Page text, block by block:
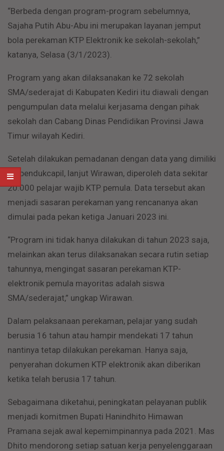
“Berbeda dengan program-program sebelumnya,
Sajaha Putih Abu-Abu ini merupakan layanan jemput
bola perekaman KTP Elektronik ke sekolah-sekolah,”
katanya, Selasa (3/1/2023).
Program yang akan dilaksanakan ke 72 sekolah
SMA/sederajat di Kabupaten Kediri itu diawali dengan
pengumpulan data melalui kerjasama dengan pihak
sekolah dan Cabang Dinas Pendidikan Provinsi Jawa
Timur wilayah Kediri.
Setelah dilakukan pemadanan dengan data yang dimiliki
Dispendukcapil, lanjut Wirawan, diperoleh data sekitar
20.000 pelajar wajib KTP pemula. Data tersebut akan
menjadi sasaran perekaman yang rencananya akan
dimulai pada pekan ketiga Januari 2023 ini.
“Program ini tidak hanya dilakukan di tahun 2023 saja,
melainkan akan terus dilaksanakan secara rutin setiap
tahunnya, mengingat sasaran perekaman KTP-
elektronik pemula mayoritas adalah siswa
SMA/sederajat,” ungkap Wirawan.
Dalam pelaksanaan perekaman, pelajar yang sudah
berusia 16 tahun atau hampir mendekati 17 tahun
nantinya tetap dilakukan perekaman. Hanya saja,
penyerahan dokumen KTP elektronik akan diberikan
ketika telah berusia 17 tahun.
Sebagaimana diketahui, peningkatan pelayanan publik
menjadi komitmen Bupati Hanindhito Himawan
Pramana sejak awal kepemimpinannya pada 2021. Mas
Dhito mendorong setiap satuan kerja penyelenggaraan